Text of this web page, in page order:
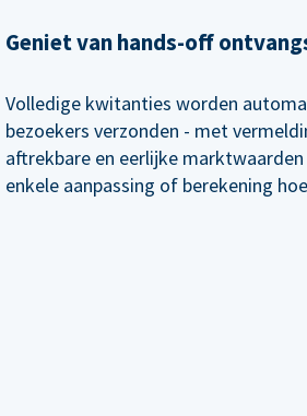
Geniet van hands-off
Volledige kwitanties worden
bezoekers verzonden - met
aftrekbare en eerlijke
enkele aanpassing of berekening